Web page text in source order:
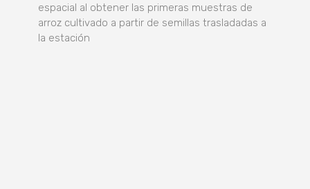
espacial al obtener las primeras muestras de
arroz cultivado a partir de semillas trasladadas a
la estación